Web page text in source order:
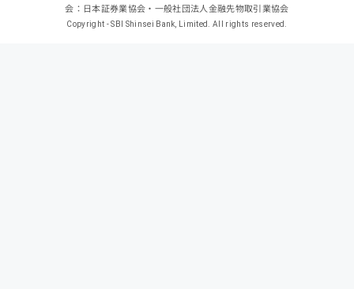
会：日本証券業協会・一般社団法人金融先物取引業協会
Copyright - SBI Shinsei Bank, Limited. All rights reserved.